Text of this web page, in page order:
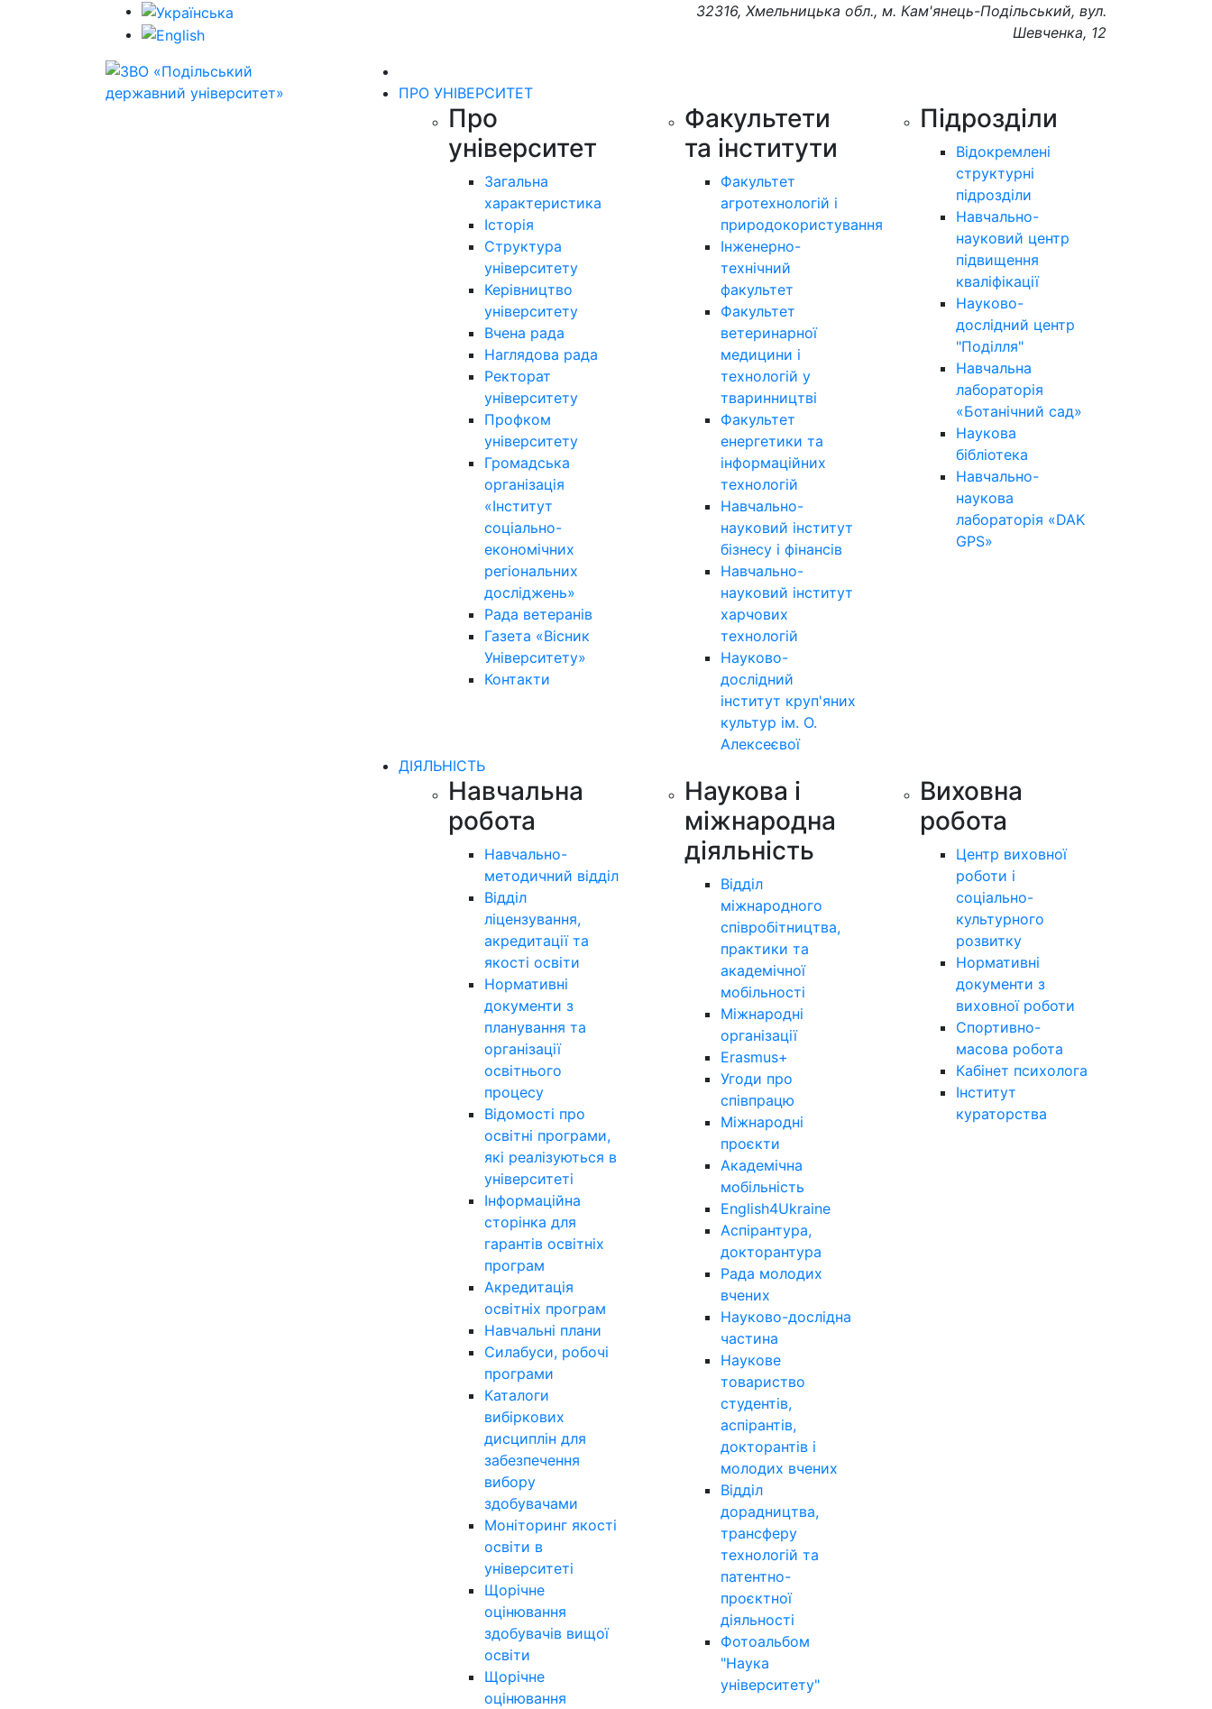
32316, Хмельницька обл., м. Кам'янець-Подільський, вул.
Шевченка, 12
ПРО УНІВЕРСИТЕТ
Про
університет
Загальна
характеристика
Історія
Структура
університету
Керівництво
університету
Вчена рада
Наглядова рада
Ректорат
університету
Профком
університету
Громадська
організація
«Інститут
соціально-
економічних
регіональних
досліджень»
Рада ветеранів
Газета «Вісник
Університету»
Контакти
Факультети
та інститути
Факультет
агротехнологій і
природокористування
Інженерно-
технічний
факультет
Факультет
ветеринарної
медицини і
технологій у
тваринництві
Факультет
енергетики та
інформаційних
технологій
Навчально-
науковий інститут
бізнесу і фінансів
Навчально-
науковий інститут
харчових
технологій
Науково-
дослідний
інститут круп'яних
культур ім. О.
Алексеєвої
Підрозділи
Відокремлені
структурні
підрозділи
Навчально-
науковий центр
підвищення
кваліфікації
Науково-
дослідний центр
"Поділля"
Навчальна
лабораторія
«Ботанічний сад»
Наукова
бібліотека
Навчально-
наукова
лабораторія «DAK
GPS»
ДІЯЛЬНІСТЬ
Навчальна
робота
Навчально-
методичний відділ
Відділ
ліцензування,
акредитації та
якості освіти
Нормативні
документи з
планування та
організації
освітнього
процесу
Відомості про
освітні програми,
які реалізуються в
університеті
Інформаційна
сторінка для
гарантів освітніх
програм
Акредитація
освітніх програм
Навчальні плани
Силабуси, робочі
програми
Каталоги
вибіркових
дисциплін для
забезпечення
вибору
здобувачами
Моніторинг якості
освіти в
університеті
Щорічне
оцінювання
здобувачів вищої
освіти
Щорічне
оцінювання
Наукова і
міжнародна
діяльність
Відділ
міжнародного
співробітництва,
практики та
академічної
мобільності
Міжнародні
організації
Erasmus+
Угоди про
співпрацю
Міжнародні
проєкти
Академічна
мобільність
English4Ukraine
Аспірантура,
докторантура
Рада молодих
вчених
Науково-дослідна
частина
Наукове
товариство
студентів,
аспірантів,
докторантів і
молодих вчених
Відділ
дорадництва,
трансферу
технологій та
патентно-
проєктної
діяльності
Фотоальбом
"Наука
університету"
Виховна
робота
Центр виховної
роботи і
соціально-
культурного
розвитку
Нормативні
документи з
виховної роботи
Спортивно-
масова робота
Кабінет психолога
Інститут
кураторства